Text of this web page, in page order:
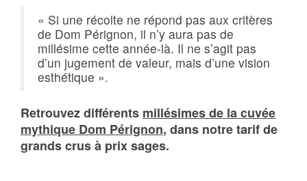
« Si une récolte ne répond pas aux critères
de Dom Pérignon, il n’y aura pas de
millésime cette année-là. Il ne s’agit pas
d’un jugement de valeur, mais d’une vision
esthétique ».
Retrouvez différents millésimes de la cuvée
mythique Dom Pérignon, dans notre tarif de
grands crus à prix sages.